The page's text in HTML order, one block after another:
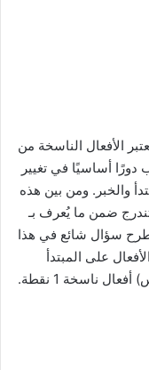
أفعال ناسخة 5 نقطة، تعتبر الأفعال الناسخة من
دورًا أساسيًا في تغيير
والخبر. ومن بين هذه
ضمن ما يُعرف بـ
يُطرح سؤال شائع في هذا
على المبتدأ
ناسخة 1 نقطة.